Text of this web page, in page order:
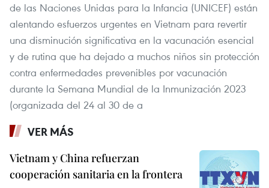
de las Naciones Unidas para la Infancia (UNICEF) están
alentando esfuerzos urgentes en Vietnam para revertir
una disminución significativa en la vacunación esencial
y de rutina que ha dejado a muchos niños sin protección
contra enfermedades prevenibles por vacunación
durante la Semana Mundial de la Inmunización 2023
(organizada del 24 al 30 de a
VER MÁS
Vietnam y China refuerzan
cooperación sanitaria en la frontera